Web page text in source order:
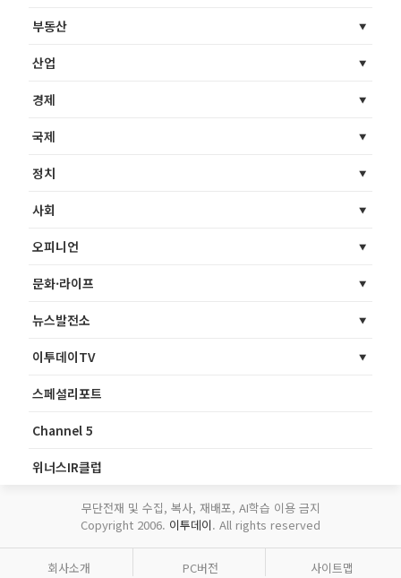
부동산
산업
경제
국제
정치
사회
오피니언
문화·라이프
뉴스발전소
이투데이TV
스페셜리포트
Channel 5
위너스IR클럽
무단전재 및 수집, 복사, 재배포, AI학습 이용 금지
Copyright 2006. 이투데이. All rights reserved
회사소개 PC버전 사이트맵